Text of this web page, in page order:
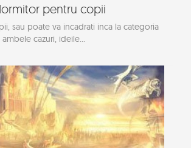
pentru copii
sau poate va incadrati inca la categoria
cazuri, ideile...